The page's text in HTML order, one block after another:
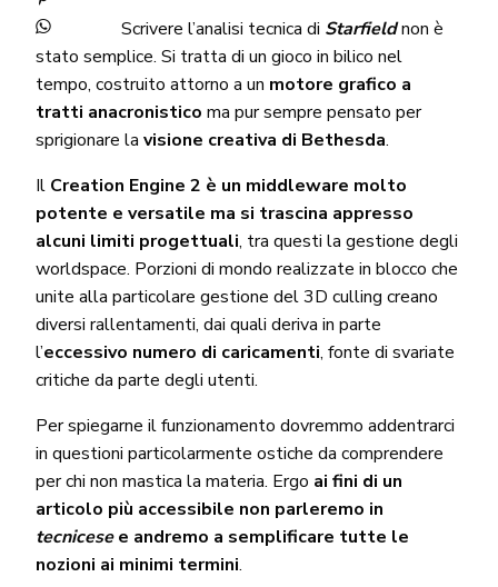
Scrivere l’analisi tecnica di Starfieldnon è
stato semplice. Si tratta di un gioco in bilico nel
tempo, costruito attorno a un motore grafico a
tratti anacronistico ma pur sempre pensato per
sprigionare la visione creativa di Bethesda.
Il Creation Engine 2 è un middleware molto
potente e versatile ma si trascina appresso
alcuni limiti progettuali, tra questi la gestione degli
worldspace. Porzioni di mondo realizzate in blocco che
unite alla particolare gestione del 3D culling creano
diversi rallentamenti, dai quali deriva in parte
l’eccessivo numero di caricamenti, fonte di svariate
critiche da parte degli utenti.
Per spiegarne il funzionamento dovremmo addentrarci
in questioni particolarmente ostiche da comprendere
per chi non mastica la materia. Ergo ai fini di un
articolo più accessibile non parleremo in
tecnicesee andremo a semplificare tutte le
nozioni ai minimi termini.